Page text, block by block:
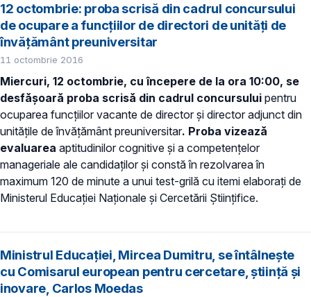
12 octombrie: proba scrisă din cadrul concursului
de ocupare a funcțiilor de directori de unități de
învățământ preuniversitar
11 octombrie 2016
Miercuri, 12 octombrie, cu începere de la ora 10:00, se
desfășoară proba scrisă din cadrul concursului pentru
ocuparea funcțiilor vacante de director și director adjunct din
unitățile de învățământ preuniversitar. Proba vizează
evaluarea aptitudinilor cognitive şi a competențelor
manageriale ale candidaților și constă în rezolvarea în
maximum 120 de minute a unui test-grilă cu itemi elaborați de
Ministerul Educației Naționale și Cercetării Științifice.
Ministrul Educaţiei, Mircea Dumitru, se întâlneşte
cu Comisarul european pentru cercetare, știință și
inovare, Carlos Moedas